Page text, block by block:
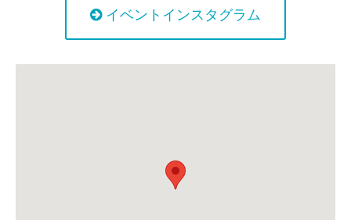
イベントインスタグラム